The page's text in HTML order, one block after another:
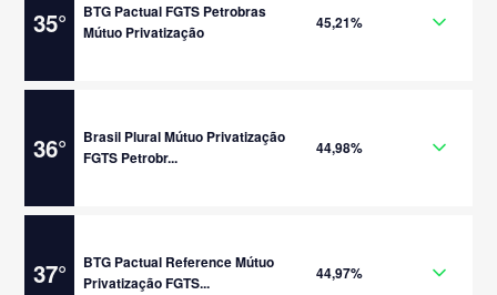
35°
BTG Pactual FGTS Petrobras
Mútuo Privatização
45,21%
36°
Brasil Plural Mútuo Privatização
FGTS Petrobr...
44,98%
37°
BTG Pactual Reference Mútuo
Privatização FGTS...
44,97%